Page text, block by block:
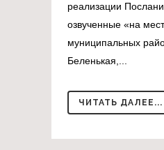
реализации
озвученные «на
муниципальных
Беленькая,...
ЧИТАТЬ ДАЛЕЕ...